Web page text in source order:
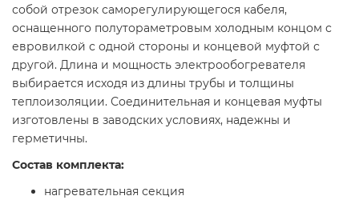
собой отрезок саморегулирующегося кабеля,
оснащенного полутораметровым холодным концом с
евровилкой с одной стороны и концевой муфтой с
другой. Длина и мощность электрообогревателя
выбирается исходя из длины трубы и толщины
теплоизоляции. Соединительная и концевая муфты
изготовлены в заводских условиях, надежны и
герметичны.
Состав комплекта:
нагревательная секция